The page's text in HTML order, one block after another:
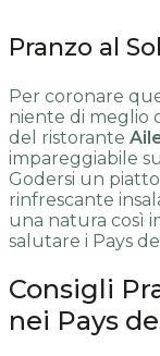
Pranzo al
Per coronare
niente di meglio
del ristorante
impareggiabile
Godersi un
rinfrescante
una natura così
salutare i Pays
Consigli
nei Pays